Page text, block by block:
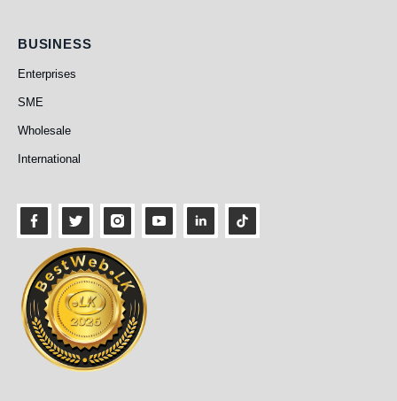
Business
BUSINESS
Enterprises
SME
Wholesale
International